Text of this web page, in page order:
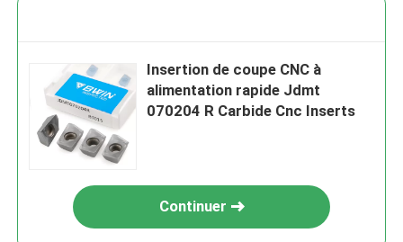
Insertion de coupe CNC à
alimentation rapide Jdmt
070204 R Carbide Cnc Inserts
Continuer